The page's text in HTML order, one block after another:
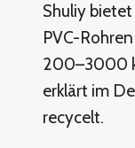
Shuliy
PVC-
200–3000
erklärt im
recycelt.